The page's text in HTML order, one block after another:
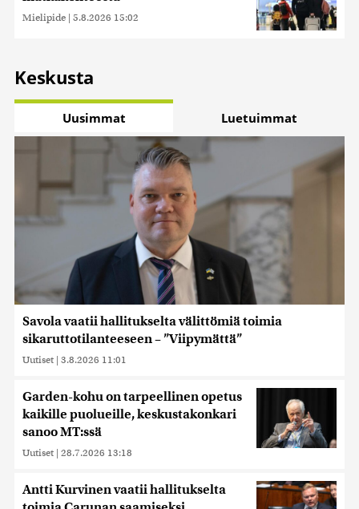
Mielipide | 5.8.2026 15:02
Keskusta
Uusimmat Luetuimmat
Savola vaatii hallitukselta välittömiä toimia
sikaruttotilanteeseen – ”Viipymättä”
Uutiset | 3.8.2026 11:01
Garden-kohu on tarpeellinen opetus
kaikille puolueille, keskustakonkari
sanoo MT:ssä
Uutiset | 28.7.2026 13:18
Antti Kurvinen vaatii hallitukselta